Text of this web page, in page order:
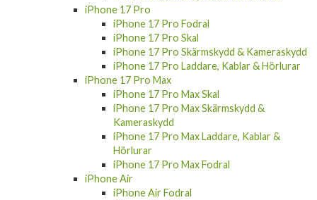
iPhone 17 Pro
iPhone 17 Pro Fodral
iPhone 17 Pro Skal
iPhone 17 Pro Skärmskydd & Kameraskydd
iPhone 17 Pro Laddare, Kablar & Hörlurar
iPhone 17 Pro Max
iPhone 17 Pro Max Skal
iPhone 17 Pro Max Skärmskydd &
Kameraskydd
iPhone 17 Pro Max Laddare, Kablar &
Hörlurar
iPhone 17 Pro Max Fodral
iPhone Air
iPhone Air Fodral